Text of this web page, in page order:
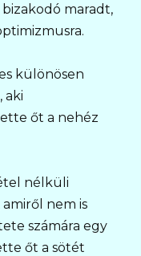
maradt,
különösen
aki
őt a nehéz
nélküli
nem is
számára egy
őt a sötét